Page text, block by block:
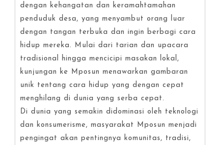
dengan kehangatan dan keramahtamahan
penduduk desa, yang menyambut orang luar
dengan tangan terbuka dan ingin berbagi cara
hidup mereka. Mulai dari tarian dan upacara
tradisional hingga mencicipi masakan lokal,
kunjungan ke Mposun menawarkan gambaran
unik tentang cara hidup yang dengan cepat
menghilang di dunia yang serba cepat.
Di dunia yang semakin didominasi oleh teknologi
dan konsumerisme, masyarakat Mposun menjadi
pengingat akan pentingnya komunitas, tradisi,